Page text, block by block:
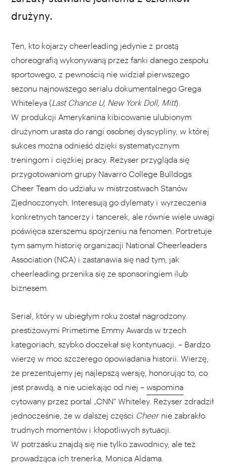
drużyny.
Ten, kto kojarzy cheerleading jedynie z prostą
choreografią wykonywaną przez fanki danego zespołu
sportowego, z pewnością nie widział pierwszego
sezonu najnowszego serialu dokumentalnego Grega
Whiteleya (Last Chance U, New York Doll, Mitt).
W produkcji Amerykanina kibicowanie ulubionym
drużynom urasta do rangi osobnej dyscypliny, w której
sukces można odnieść dzięki systematycznym
treningom i ciężkiej pracy. Reżyser przygląda się
przygotowaniom grupy Navarro College Bulldogs
Cheer Team do udziału w mistrzostwach Stanów
Zjednoczonych. Interesują go dylematy i wyrzeczenia
konkretnych tancerzy i tancerek, ale równie wiele uwagi
poświęca szerszemu spojrzeniu na fenomen. Portretuje
tym samym historię organizacji National Cheerleaders
Association (NCA) i zastanawia się nad tym, jak
cheerleading przenika się ze sponsoringiem ilub
biznesem.
Serial, który w ubiegłym roku został nagrodzony
prestiżowymi Primetime Emmy Awards w trzech
kategoriach, szybko doczekał się kontynuacji. – Bardzo
wierzę w moc szczerego opowiadania historii. Wierzę,
że prezentujemy jej najlepszą wersję, honorując to, co
jest prawdą, a nie uciekając od niej – wspomina
cytowany przez portal „CNN" Whiteley. Reżyser zdradził
jednocześnie, że w dalszej części Cheer nie zabrakło
trudnych momentów i kłopotliwych sytuacji.
W potrzasku znajdą się nie tylko zawodnicy, ale też
prowadząca ich trenerka, Monica Aldama.